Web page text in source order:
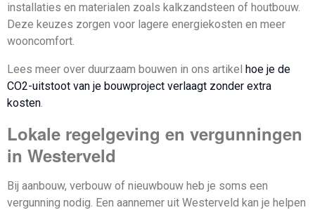
installaties en materialen zoals kalkzandsteen of houtbouw.
Deze keuzes zorgen voor lagere energiekosten en meer
wooncomfort.
Lees meer over duurzaam bouwen in ons artikel hoe je de
CO2-uitstoot van je bouwproject verlaagt zonder extra
kosten.
Lokale regelgeving en vergunningen
in Westerveld
Bij aanbouw, verbouw of nieuwbouw heb je soms een
vergunning nodig. Een aannemer uit Westerveld kan je helpen